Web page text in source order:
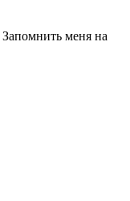
Запомнить меня на